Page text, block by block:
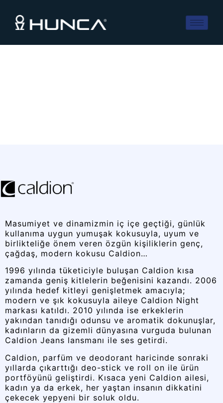
Masumiyet ve dinamizmin iç içe geçtiği, günlük
kullanıma uygun yumuşak kokusuyla, uyum ve
birlikteliğe önem veren özgün kişiliklerin genç,
çağdaş, modern kokusu Caldion…
1996 yılında tüketiciyle buluşan Caldion kısa
zamanda geniş kitlelerin beğenisini kazandı. 2006
yılında hedef kitleyi genişletmek amacıyla;
modern ve şık kokusuyla aileye Caldion Night
markası katıldı. 2010 yılında ise erkeklerin
yakından tanıdığı odunsu ve aromatik dokunuşlar,
kadınların da gizemli dünyasına vurguda bulunan
Caldion Jeans lansmanı ile ses getirdi.
Caldion, parfüm ve deodorant haricinde sonraki
yıllarda çıkarttığı deo-stick ve roll on ile ürün
portföyünü geliştirdi. Kısaca yeni Caldion ailesi,
kadın ya da erkek, her yaştan insanın dikkatini
çekecek yepyeni bir soluk oldu.